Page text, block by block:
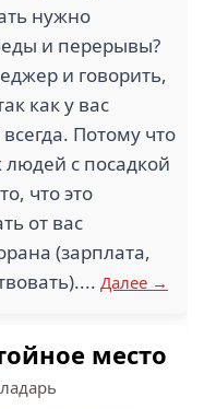
нужно
и перерывы?
и говорить,
как у вас
Потому что
людей с посадкой
что это
от вас
(зарплата,
Далее →
место